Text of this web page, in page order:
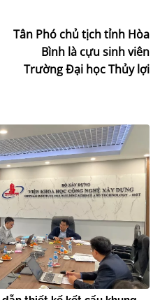
Tân Phó chủ tịch tỉnh Hòa
Bình là cựu sinh viên
Trường Đại học Thủy lợi